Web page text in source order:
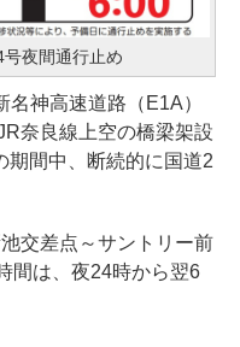
夜間通行止め
神高速道路（E1A）
奈良線上空の橋梁架設
期間中、断続的に国道2
交差点～サントリー前
間は、夜24時から翌6